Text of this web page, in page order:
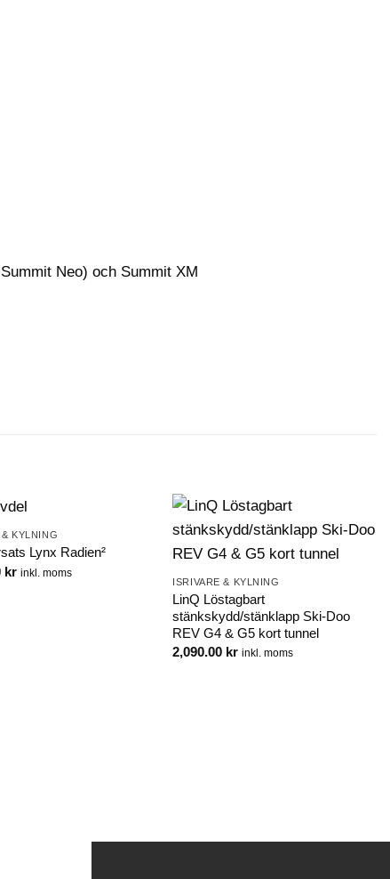
Neo) och Summit XM
KYLNING
Lynx Radien²
kr inkl. moms
ISRIVARE & KYLNING
LinQ Löstagbart
stänkskydd/stänklapp Ski-Doo
REV G4 & G5 kort tunnel
2,090.00 kr inkl. moms